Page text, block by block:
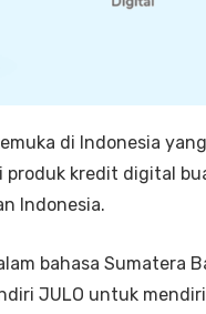
di Indonesia
kredit digital
Indonesia.
bahasa Sumatera
JULO untuk